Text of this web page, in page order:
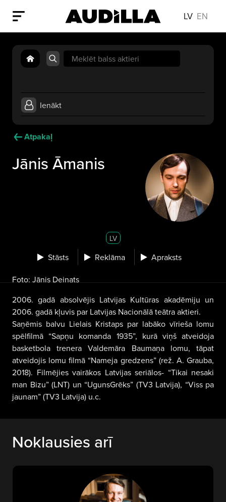
LV EN
Search
for:
Ienākt
Atpakaļ
Jānis Āmanis
LV
Stāsts Reklāma Apraksts
Foto: Jānis Deinats
2006. gadā absolvējis Latvijas Kultūras akadēmiju un
2006. gadā kļuvis par Latvijas Nacionālā teātra aktieri.
Saņēmis balvu Lielais Kristaps par labāko vīrieša lomu
spēlfilmā “Sapņu komanda 1935”, kurā viņš atveidoja
basketbola trenera Valdemāra Baumaņa lomu, tāpat
atveidojis lomu filmā “Nameja gredzens” (rež. A. Grauba,
2018). Filmējies vairākos Latvijas seriālos- “Tikai nesaki
man Bizu” (LNT) un “UgunsGrēks” (TV3 Latvija), “Viss pa
jaunam” (TV3 Latvija) u.c.
Noklausies arī